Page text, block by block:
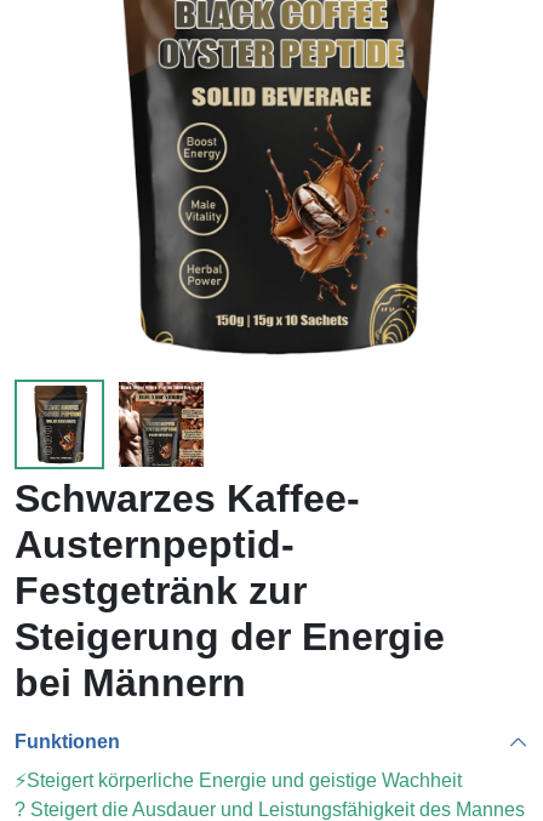
Schwarzes Kaffee-
Austernpeptid-
Festgetränk zur
Steigerung der Energie
bei Männern
Funktionen
⚡Steigert körperliche Energie und geistige Wachheit
? Steigert die Ausdauer und Leistungsfähigkeit des Mannes